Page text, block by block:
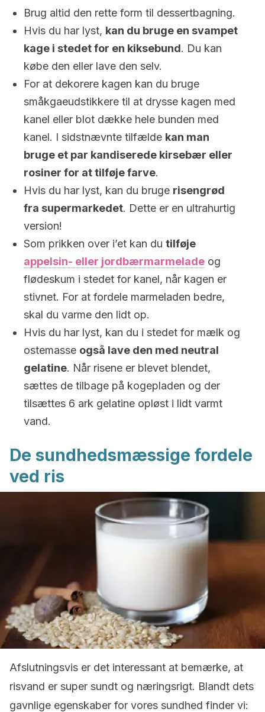
Brug altid den rette form til dessertbagning.
Hvis du har lyst, kan du bruge en svampet
kage i stedet for en kiksebund. Du kan
købe den eller lave den selv.
For at dekorere kagen kan du bruge
småkgaeudstikkere til at drysse kagen med
kanel eller blot dække hele bunden med
kanel. I sidstnævnte tilfælde kan man
bruge et par kandiserede kirsebær eller
rosiner for at tilføje farve.
Hvis du har lyst, kan du bruge risengrød
fra supermarkedet. Dette er en ultrahurtig
version!
Som prikken over i’et kan du tilføje
appelsin- eller jordbærmarmelade og
flødeskum i stedet for kanel, når kagen er
stivnet. For at fordele marmeladen bedre,
skal du varme den lidt op.
Hvis du har lyst, kan du i stedet for mælk og
ostemasse også lave den med neutral
gelatine. Når risene er blevet blendet,
sættes de tilbage på kogepladen og der
tilsættes 6 ark gelatine opløst i lidt varmt
vand.
De sundhedsmæssige fordele
ved ris
Afslutningsvis er det interessant at bemærke, at
risvand er super sundt og næringsrigt. Blandt dets
gavnlige egenskaber for vores sundhed finder vi: